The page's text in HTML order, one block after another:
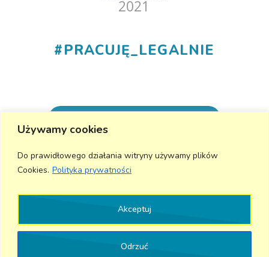
Używamy cookies
Do prawidłowego działania witryny używamy plików
Cookies. Polityka prywatności
Odrzuć
Akceptuj
#PRACUJĘ_LEGALNIE
+48 530 555 015
info@aktivmed24.pl